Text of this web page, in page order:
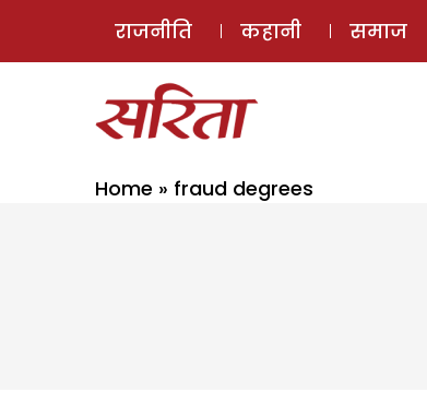
राजनीति कहानी समाज
Home » fraud degrees